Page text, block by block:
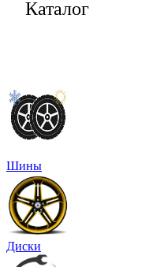
Каталог
Шины
Диски